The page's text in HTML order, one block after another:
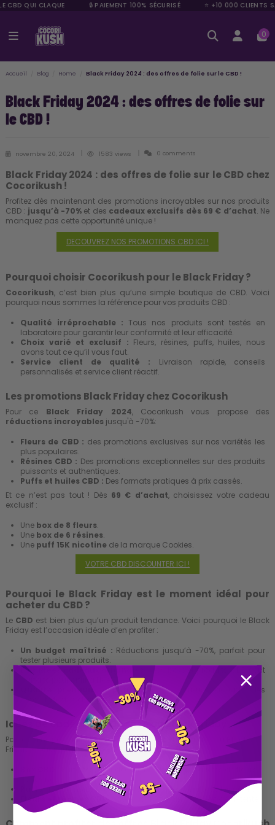
CBD QUI CLAQUE 🔒 PAIEMENT 100% SÉCURISÉ ⭐ +10 000 CLIENTS
0
Accueil Blog Home Black Friday 2024 : des offres de folie sur le CBD !
Black Friday 2024 : des offres de folie sur
le CBD !
novembre 20, 2024 1583 views 0 comments
Black Friday 2024 : des offres de folie sur le CBD chez
Cocorikush !
Profitez dès maintenant des promotions incroyables sur nos produits
CBD : jusqu’à -70% et des cadeaux exclusifs dès 69 € d’achat. Ne
manquez pas cette opportunité unique !
DECOUVREZ NOS PROMOTIONS CBD ICI !
Pourquoi choisir Cocorikush pour le Black Friday ?
Cocorikush, c’est bien plus qu’une simple boutique de CBD. Voici
pourquoi nous sommes la référence pour vos produits CBD :
Qualité irréprochable : Tous nos produits sont testés en
laboratoire pour garantir leur conformité et leur efficacité.
Choix varié et exclusif : Fleurs, résines, puffs, huiles, nous
avons tout ce qu’il vous faut.
Service client de qualité : Livraison rapide, conseils
personnalisés et service client réactif.
Les promotions Black Friday chez Cocorikush
Pour ce Black Friday 2024, Cocorikush vous propose des
réductions incroyables jusqu'à -70%:
Fleurs de CBD : des promotions exclusives sur nos variétés les
plus populaires.
Résines CBD : Des promotions exceptionnelles sur des produits
puissants et authentiques.
Puffs et huiles CBD : Des formats pratiques à prix cassés.
Et ce n’est pas tout ! Dès 69 € d’achat, choisissez votre cadeau
exclusif :
Une box de 8 fleurs.
Une box de 6 résines.
Une puff 15K nicotine de la marque Cookies.
VOTRE CBD DISCOUNTER ICI !
Pourquoi le Black Friday est le moment idéal pour
acheter du CBD ?
Le CBD est bien plus qu’un produit tendance. Voici pourquoi le Black
Friday est l’occasion idéale d’en profiter :
Un budget maîtrisé : Réductions jusqu’à -70%, parfait pour
tester plusieurs produits.
Des idées cadeaux originales :
Nos boxs et produits CBD sont
parfaits pour offrir à Noël.
Qualité premium à petit prix :Cocorikush garantit des
produits testés et approuvés.
Idées de cadeaux CBD grâce au Black Friday
Pourquoi ne pas anticiper vos cadeaux de Noëlgrâce au Black
Friday ? Voici quelques idées :
Parfaites pour découvrir différentes variétés de fleurs
ou résines.
Puffs :Des formats modernes et pratiques pour tous les profils.
Fleurs et résines CBD :
Idéal pour offrir unmoment de détente.